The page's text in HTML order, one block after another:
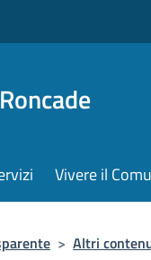
Vivere il
> Altri